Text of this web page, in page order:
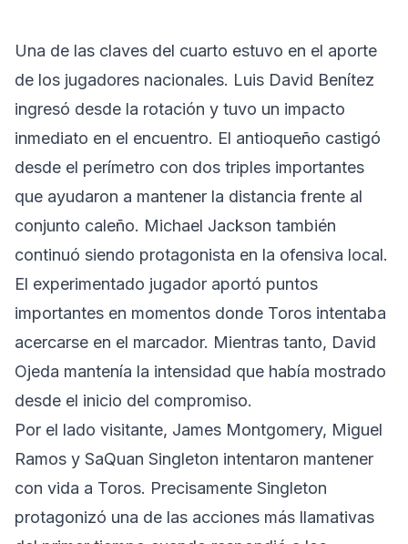
Una de las claves del cuarto estuvo en el aporte
de los jugadores nacionales. Luis David Benítez
ingresó desde la rotación y tuvo un impacto
inmediato en el encuentro. El antioqueño castigó
desde el perímetro con dos triples importantes
que ayudaron a mantener la distancia frente al
conjunto caleño. Michael Jackson también
continuó siendo protagonista en la ofensiva local.
El experimentado jugador aportó puntos
importantes en momentos donde Toros intentaba
acercarse en el marcador. Mientras tanto, David
Ojeda mantenía la intensidad que había mostrado
desde el inicio del compromiso.
Por el lado visitante, James Montgomery, Miguel
Ramos y SaQuan Singleton intentaron mantener
con vida a Toros. Precisamente Singleton
protagonizó una de las acciones más llamativas